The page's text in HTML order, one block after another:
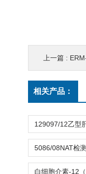
上一篇 :
相关产品：